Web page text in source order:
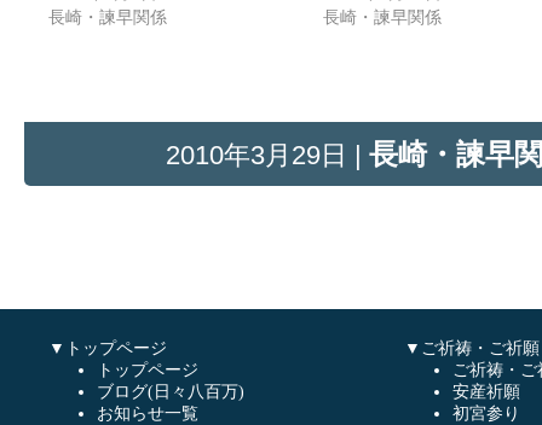
長崎・諫早関係
長崎・諫早関係
2010年3月29日 | 長崎・諫早
▼トップページ
トップページ
ブログ(日々八百万)
お知らせ一覧
▼ご祈祷・ご祈願
ご祈祷・ご
安産祈願
初宮参り